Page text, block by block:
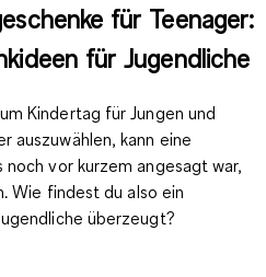
für Teenager:
für Jugendliche
Kindertag für Jungen und
auszuwählen, kann eine
noch vor kurzem angesagt war,
Wie findest du also ein
überzeugt?